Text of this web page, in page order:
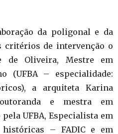
da poligonal e da
critérios de intervenção o
de Oliveira, Mestre em
(UFBA – especialidade:
a arquiteta Karina
e mestra em
UFBA, Especialista em
históricas – FADIC e em